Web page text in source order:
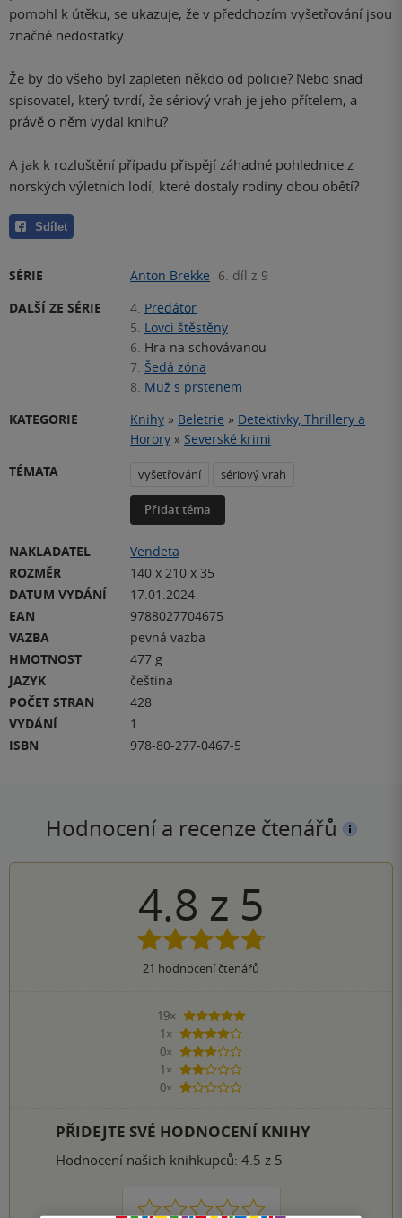
pomohl k útěku, se ukazuje, že v předchozím vyšetřování jsou
značné nedostatky.
Že by do všeho byl zapleten někdo od policie? Nebo snad
spisovatel, který tvrdí, že sériový vrah je jeho přítelem, a
právě o něm vydal knihu?
A jak k rozluštění případu přispějí záhadné pohlednice z
norských výletních lodí, které dostaly rodiny obou obětí?
Sdílet
SÉRIE Anton Brekke 6. díl z 9
DALŠÍ ZE SÉRIE
4. Predátor
5. Lovci štěstěny
6. Hra na schovávanou
7. Šedá zóna
8. Muž s prstenem
KATEGORIE
Knihy » Beletrie » Detektivky, Thrillery a
Horory » Severské krimi
TÉMATA
vyšetřování sériový vrah
Přidat téma
NAKLADATEL
Vendeta
ROZMĚR
140 x 210 x 35
DATUM VYDÁNÍ
17.01.2024
EAN
9788027704675
VAZBA
pevná vazba
HMOTNOST
477 g
JAZYK
čeština
POČET STRAN
428
VYDÁNÍ
1
ISBN
978-80-277-0467-5
Hodnocení a recenze čtenářů
4.8 z 5
21 hodnocení čtenářů
19×
5 hvězdiček
1×
4 hvězdičky
0×
3 hvězdičky
1×
2 hvězdičky
0×
1 hvezdička
PŘIDEJTE SVÉ HODNOCENÍ KNIHY
Hodnocení našich knihkupců: 4.5 z 5
1 2 3 4 5